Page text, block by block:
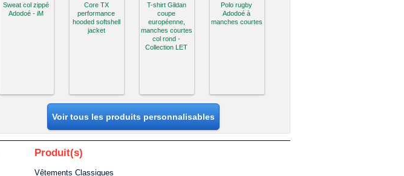
Sweat col zippé
Adodoé - iM
Core TX
performance
hooded softshell
jacket
T-shirt Gildan
coupe
européenne,
manches courtes
col rond -
Collection LET
Polo rugby
Adodoé à
manches courtes
Voir tous les produits personnalisables
Produit(s)
Vêtements Classiques